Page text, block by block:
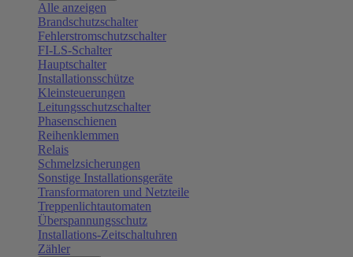
Alle anzeigen
Brandschutzschalter
Fehlerstromschutzschalter
FI-LS-Schalter
Hauptschalter
Installationsschütze
Kleinsteuerungen
Leitungsschutzschalter
Phasenschienen
Reihenklemmen
Relais
Schmelzsicherungen
Sonstige Installationsgeräte
Transformatoren und Netzteile
Treppenlichtautomaten
Überspannungsschutz
Installations-Zeitschaltuhren
Zähler